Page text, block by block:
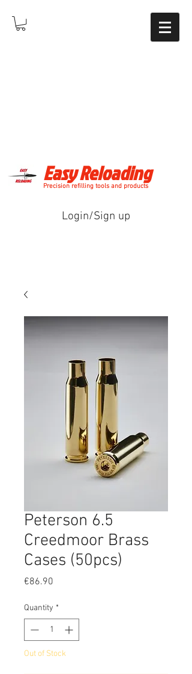
Easy Reloading
Precision refilling tools and products
Login/Sign up
Peterson 6.5
Creedmoor Brass
Cases (50pcs)
€86.90
Quantity *
Out of Stock